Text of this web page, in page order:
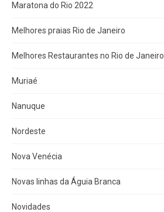
Maratona do Rio 2022
Melhores praias Rio de Janeiro
Melhores Restaurantes no Rio de Janeiro
Muriaé
Nanuque
Nordeste
Nova Venécia
Novas linhas da Águia Branca
Novidades